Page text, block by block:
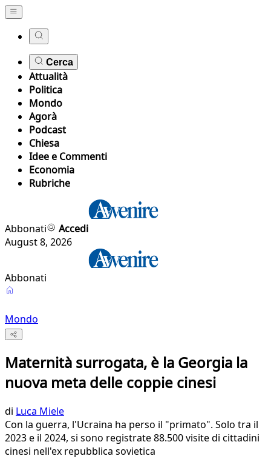
Cerca
Attualità
Politica
Mondo
Agorà
Podcast
Chiesa
Idee e Commenti
Economia
Rubriche
Abbonati
Accedi
August 8, 2026
Abbonati
Mondo
Maternità surrogata, è la Georgia la
nuova meta delle coppie cinesi
di Luca Miele
Con la guerra, l'Ucraina ha perso il "primato". Solo tra il
2023 e il 2024, si sono registrate 88.500 visite di cittadini
cinesi nell'ex repubblica sovietica